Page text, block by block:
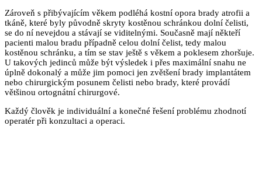
Zároveň s přibývajícím věkem podléhá kostní opora brady atrofii a
tkáně, které byly původně skryty kostěnou schránkou dolní čelisti,
se do ní nevejdou a stávají se viditelnými. Současně mají někteří
pacienti malou bradu případně celou dolní čelist, tedy malou
kostěnou schránku, a tím se stav ještě s věkem a poklesem zhoršuje.
U takových jedinců může být výsledek i přes maximální snahu ne
úplně dokonalý a může jim pomoci jen zvětšení brady implantátem
nebo chirurgickým posunem čelisti nebo brady, které provádí
většinou ortognátní chirurgové.
Každý člověk je individuální a konečné řešení problému zhodnotí
operatér při konzultaci a operaci.